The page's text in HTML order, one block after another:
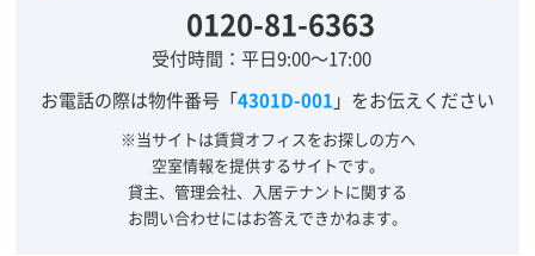
0120-81-6363
受付時間：平日9:00～17:00
お電話の際は物件番号「4301D-001 」をお伝えください
※当サイトは賃貸オフィスをお探しの方へ
空室情報を提供するサイトです。
貸主、管理会社、入居テナントに関する
お問い合わせにはお答えできかねます。